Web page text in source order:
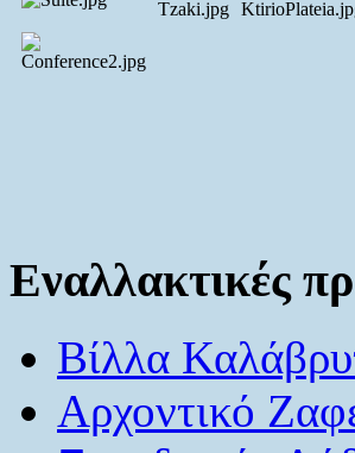
Εναλλακτικές
Βίλλα
Αρχοντικό